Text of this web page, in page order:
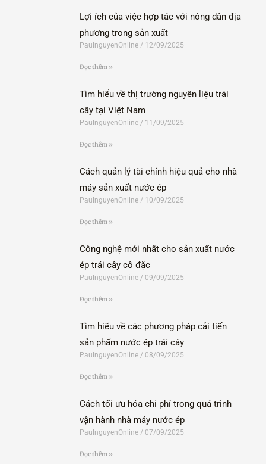
Lợi ích của việc hợp tác với nông dân địa
phương trong sản xuất
PaulnguyenOnline 12/09/2025
Đọc thêm »
Tìm hiểu về thị trường nguyên liệu trái
cây tại Việt Nam
PaulnguyenOnline 11/09/2025
Đọc thêm »
Cách quản lý tài chính hiệu quả cho nhà
máy sản xuất nước ép
PaulnguyenOnline 10/09/2025
Đọc thêm »
Công nghệ mới nhất cho sản xuất nước
ép trái cây cô đặc
PaulnguyenOnline 09/09/2025
Đọc thêm »
Tìm hiểu về các phương pháp cải tiến
sản phẩm nước ép trái cây
PaulnguyenOnline 08/09/2025
Đọc thêm »
Cách tối ưu hóa chi phí trong quá trình
vận hành nhà máy nước ép
PaulnguyenOnline 07/09/2025
Đọc thêm »